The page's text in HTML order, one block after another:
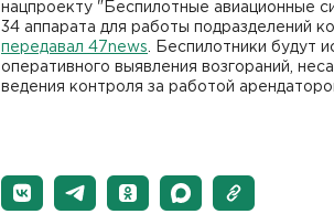
нацпроекту "Беспилотные авиационные
34 аппарата для работы подразделений
передавал 47news . Беспилотники будут
оперативного выявления возгораний,
ведения контроля за работой